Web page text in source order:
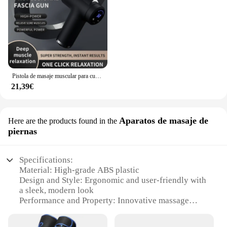
Pistola de masaje muscular para cuello, pie, Cervical, espalda, hombros, masajeadores eléctricos, relajación corporal, tejido profundo profesional, recargable
21,39€
Here are the products found in the Aparatos de masaje de
piernas
Specifications:
Material: High-grade ABS plastic
Design and Style: Ergonomic and user-friendly with
a sleek, modern look
Performance and Property: Innovative massage
Usage and Purpose: Ideal for targeted leg and